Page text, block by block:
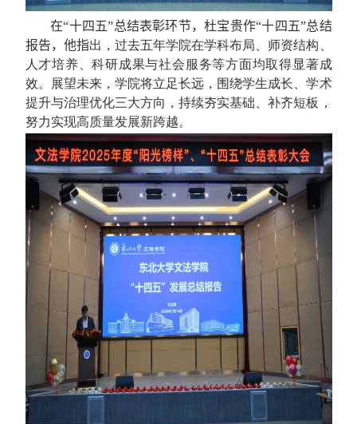
在“十四五”总结表彰环节，杜宝贵作“十四五”总结
报告，他指出，过去五年学院在学科布局、师资结构、
人才培养、科研成果与社会服务等方面均取得显著成
效。展望未来，学院将立足长远，围绕学生成长、学术
提升与治理优化三大方向，持续夯实基础、补齐短板，
努力实现高质量发展新跨越。